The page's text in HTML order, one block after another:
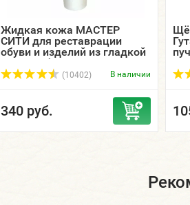
Жидкая кожа МАСТЕР
СИТИ для реставрации
обуви и изделий из гладкой
кожи, туба 30 мл.
(10402) В наличии
340 руб.